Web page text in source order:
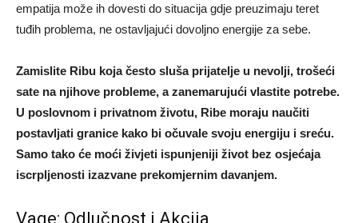
empatija može ih dovesti do situacija gdje preuzimaju teret
tuđih problema, ne ostavljajući dovoljno energije za sebe.
Zamislite Ribu koja često sluša prijatelje u nevolji, trošeći
sate na njihove probleme, a zanemarujući vlastite potrebe.
U poslovnom i privatnom životu, Ribe moraju naučiti
postavljati granice kako bi očuvale svoju energiju i sreću.
Samo tako će moći živjeti ispunjeniji život bez osjećaja
iscrpljenosti izazvane prekomjernim davanjem.
Vage: Odlučnost i Akcija